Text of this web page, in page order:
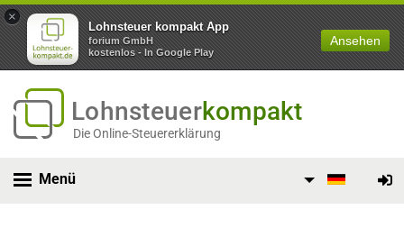
×
Lohnsteuer kompakt App
forium GmbH
kostenlos - In Google Play
Ansehen
Lohnsteuerkompakt
Die Online-Steuererklärung
Menü